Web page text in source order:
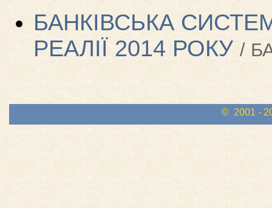
БАНКІВСЬКА
РЕАЛІЇ 2014 РОКУ /
© 2001 -